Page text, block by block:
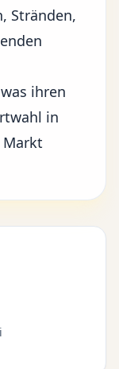
Stränden,
ihren
in